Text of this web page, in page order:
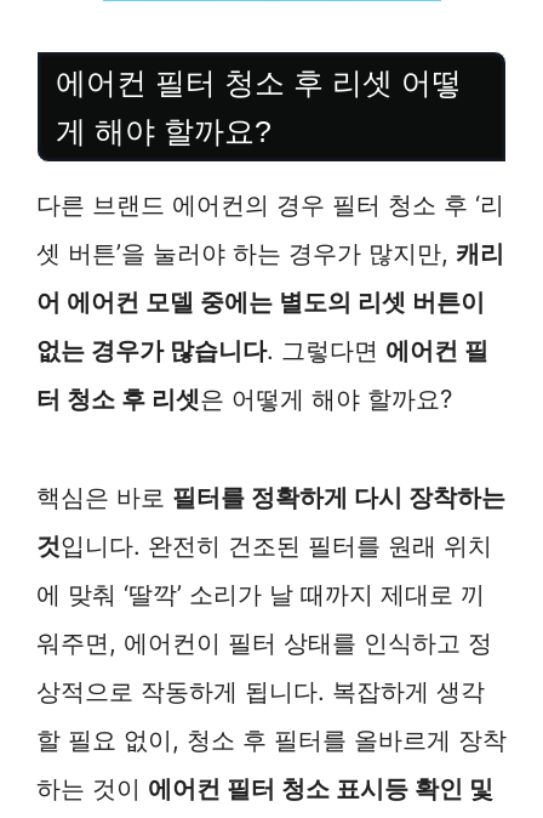
에어컨 필터 청소 후 리셋 어떻
게 해야 할까요?
다른 브랜드 에어컨의 경우 필터 청소 후 ‘리
셋 버튼’을 눌러야 하는 경우가 많지만, 캐리
어 에어컨 모델 중에는 별도의 리셋 버튼이
없는 경우가 많습니다. 그렇다면 에어컨 필
터 청소 후 리셋은 어떻게 해야 할까요?
핵심은 바로 필터를 정확하게 다시 장착하는
것입니다. 완전히 건조된 필터를 원래 위치
에 맞춰 ‘딸깍’ 소리가 날 때까지 제대로 끼
워주면, 에어컨이 필터 상태를 인식하고 정
상적으로 작동하게 됩니다. 복잡하게 생각
할 필요 없이, 청소 후 필터를 올바르게 장착
하는 것이 에어컨 필터 청소 표시등 확인 및